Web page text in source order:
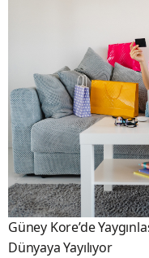
Güney Kore’de
Dünyaya Yayılıyor